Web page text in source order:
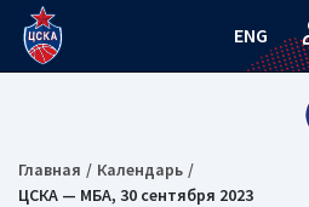
ENG
Главная
Календарь
ЦСКА — МБА, 30 сентября 2023